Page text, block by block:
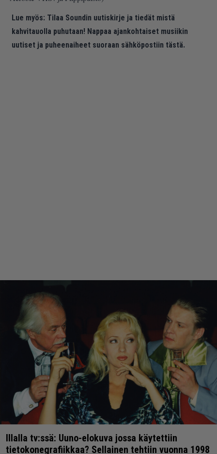
Lue myös: Tilaa Soundin uutiskirje ja tiedät mistä
kahvitauolla puhutaan! Nappaa ajankohtaiset musiikin
uutiset ja puheenaiheet suoraan sähköpostiin tästä.
Illalla tv:ssä: Uuno-elokuva jossa käytettiin
tietokonegrafiikkaa? Sellainen tehtiin vuonna 1998